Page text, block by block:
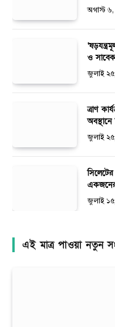
অগাস্ট
ও
জুলাই
ত্রাণ
জুলাই
সিলেটের
জুলাই
এই মাত্র পাওয়া নতুন